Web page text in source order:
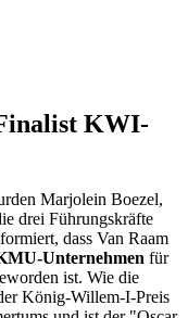
KWI-
Marjolein Boezel,
drei Führungskräfte
dass Van Raam
Unternehmen für
ist. Wie die
König-Willem-I-Preis